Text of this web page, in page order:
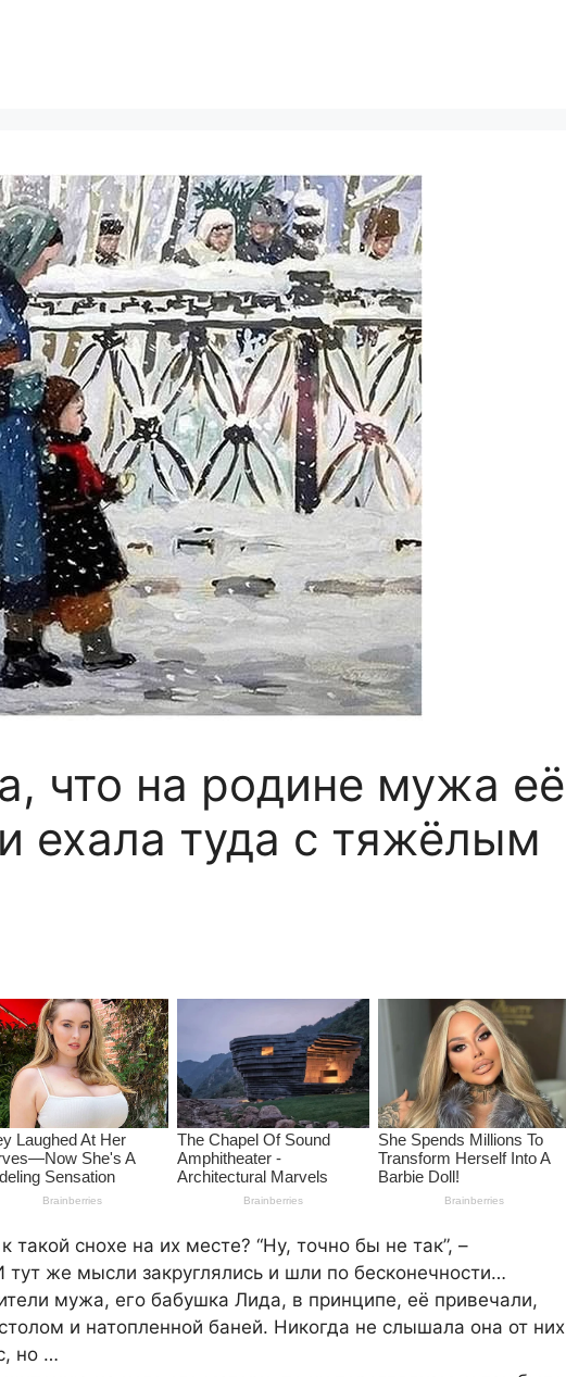
что на родине мужа её
ехала туда с тяжёлым
такой снохе на их месте? “Ну, точно бы не так”, –
же мысли закруглялись и шли по бесконечности…
мужа, его бабушка Лида, в принципе, её привечали,
и натопленной баней. Никогда не слышала она от них
но …